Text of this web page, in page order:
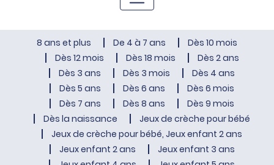
8 ans et plus De 4 à 7 ans
Dès 10 mois
Dès 12 mois
Dès 18 mois
Dès 2 ans
Dès 3 ans
Dès 3 mois
Dès 4 ans
Dès 5 ans
Dès 6 ans
Dès 6 mois
Dès 7 ans
Dès 8 ans
Dès 9 mois
Dès la naissance
Jeux de crèche pour bébé
Jeux de crèche pour bébé, Jeux enfant 2 ans
Jeux enfant 2 ans
Jeux enfant 3 ans